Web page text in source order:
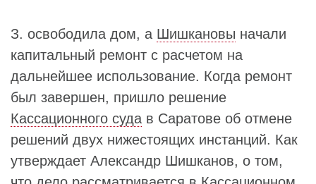
З. освободила дом, а Шишкановы начали
капитальный ремонт с расчетом на
дальнейшее использование. Когда ремонт
был завершен, пришло решение
Кассационного суда в Саратове об отмене
решений двух нижестоящих инстанций. Как
утверждает Александр Шишканов, о том,